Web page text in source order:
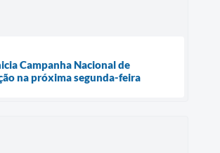
Campanha Nacional de
na próxima segunda-feira